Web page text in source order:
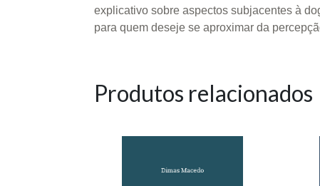
explicativo sobre aspectos subjacentes à
para quem deseje se aproximar da
Produtos relacionados